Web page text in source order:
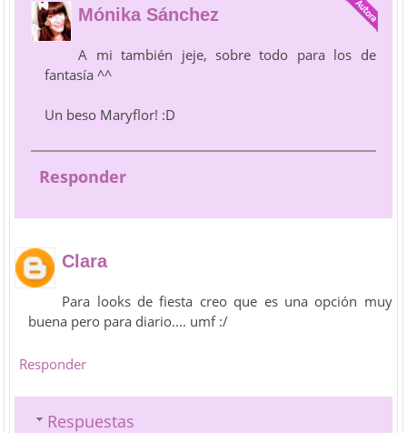
Mónika Sánchez
A mi también jeje, sobre todo para los de
fantasía ^^
Un beso Maryflor! :D
Responder
Clara
Para looks de fiesta creo que es una opción muy
buena pero para diario.... umf :/
Responder
Respuestas